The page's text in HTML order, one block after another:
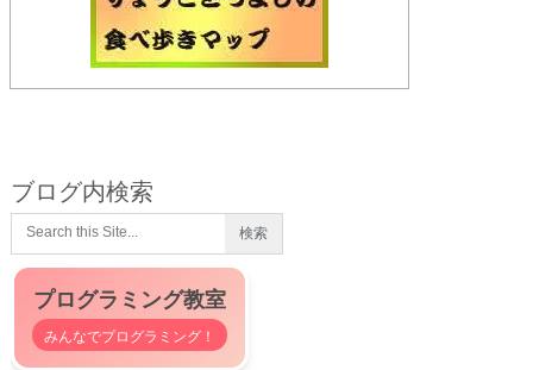
ブログ内検索
プログラミング教室
みんなでプログラミング！